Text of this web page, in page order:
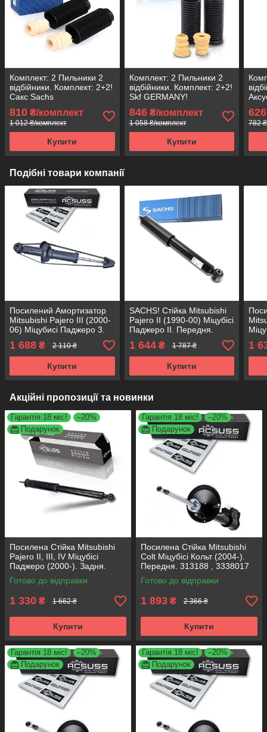
Комплект: 2 Пильники 2
відбійники. Комплект: 2+2!
Сакс Sachs
810 ₴/комплект
1 012 ₴/комплект
Купити
Комплект: 2 Пильники 2
відбійники. Комплект: 2+2!
Skf GERMANY!
846₴/комплект
1 058 ₴/комплект
Купити
626
782
Подібні товари компанії
Посилений Амортизатор
Mitsubishi Pajero III (2000-
06) Міцубисі Паджеро 3.
Передній. 317132 ,
341251 KOREA Аксусс!
1 688 ₴ 2 110 ₴
Купити
SACHS! Стійка Mitsubishi
Pajero II (1990-00) Міцубісі
Паджеро II. Передня.
290090 , 344222 САКС
1 644₴ 1 787 ₴
Купити
1
Акційні пропозиції та новинки
Гарантія 18 міс!
–20%
Подарунок
Посилена Стійка Mitsubishi
Pajero II, III, IV Міцубісі
Паджеро (2000-). Задня.
316323 , 344300 KOREA
Аксусс!
Готово до відправки
1 330 ₴ 1 662 ₴
Купити
Гарантія 18 міс!
–20%
Подарунок
Посилена Стійка Mitsubishi
Colt Міцубісі Кольт (2004-).
Передня. 313188 , 3338017
KOREA Аксусс!
Готово до відправки
1 893 ₴ 2 366 ₴
Купити
Гарантія 18 міс!
–20%
Подарунок
Гарантія 18 міс!
–20%
Подарунок